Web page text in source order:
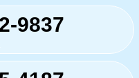
9837